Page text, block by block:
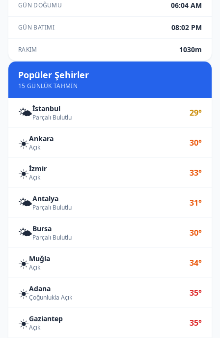
GÜN DOĞUMU 06:04 AM
GÜN BATIMI 08:02 PM
RAKIM 1030m
Popüler Şehirler
15 GÜNLÜK TAHMIN
🌤️İstanbul
Parçalı Bulutlu 29°
☀️Ankara
Açık 30°
☀️İzmir
Açık 33°
🌤️Antalya
Parçalı Bulutlu 31°
🌤️Bursa
Parçalı Bulutlu 30°
☀️Muğla
Açık 34°
☀️Adana
Çoğunlukla Açık 35°
☀️Gaziantep
Açık 35°